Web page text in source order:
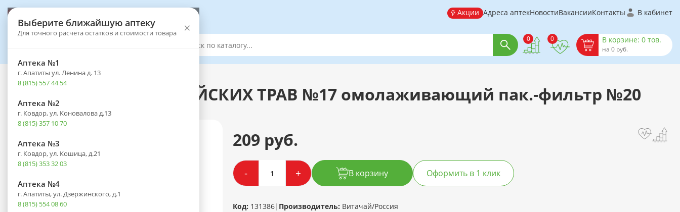
Выберите ближайшую аптеку
Для точного расчета остатков и стоимости товара ×
Аптека №1
г. Апатиты ул. Ленина д. 13
8 (815) 557 44 54
Аптека №2
г. Ковдор, ул. Коновалова д.13
8 (815) 357 10 70
Аптека №3
г. Ковдор, ул. Кошица, д.21
8 (815) 353 32 03
Аптека №4
г. Апатиты, ул. Дзержинского, д.1
8 (815) 554 08 60
Акции Адреса аптекНовостиВакансииКонтакты В кабинет
0 0 В корзине: 0 тов.
на 0 руб.
Каталог - Лечебное и диетическое питание
Фиточай СИЛА РОССИЙСКИХ ТРАВ №17 омолаживающий пак.-фильтр №20
209 руб.
- + В корзину Оформить в 1 клик
Код: 131386| Производитель: Витачай/Россия